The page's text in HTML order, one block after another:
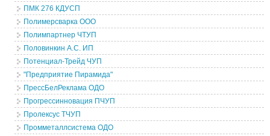
ПМК 276 КДУСП
Полимерсварка ООО
Полимпартнер ЧТУП
Половинкин А.С. ИП
Потенциал-Трейд ЧУП
"Предприятие Пирамида"
ПрессБелРеклама ОДО
Прогрессинновация ПЧУП
Пролексус ТЧУП
Промметаллсистема ОДО